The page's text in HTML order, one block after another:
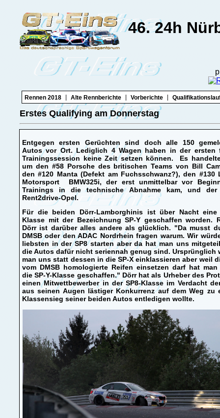
46. 24h
Rennen 2018 Alte Rennberichte Vorberichte
Erstes Qualifying am Donnerstag
Entgegen ersten Gerüchten sind doch alle 150
Autos vor Ort. Lediglich 4 Wagen haben in der ersten
Trainingssession keine Zeit setzen können. Es
um den #58 Porsche des britischen Teams von Bill
den #120 Manta (Defekt am Fuchsschwanz?), den #130
Motorsport BMW325i, der erst unmittelbar vor
Trainings in die technische Abnahme kam, und der
Rent2drive-Opel.
Für die beiden Dörr-Lamborghinis ist über Nacht eine
Klasse mit der Bezeichnung SP-Y geschaffen worden.
Dörr ist darüber alles andere als glücklich. "Da musst
DMSB oder den ADAC Nordrhein fragen warum. Wir
liebsten in der SP8 starten aber da hat man uns
die Autos dafür nicht seriennah genug sind. Ursprünglich
man uns statt dessen in die SP-X einklassieren aber weil
vom DMSB homologierte Reifen einsetzen darf hat
die SP-Y-Klasse geschaffen." Dörr hat als Urheber des
einen Mitwettbewerber in der SP8-Klasse im Verdacht
aus seinen Augen lästiger Konkurrenz auf dem Weg zu
Klassensieg seiner beiden Autos entledigen wollte.